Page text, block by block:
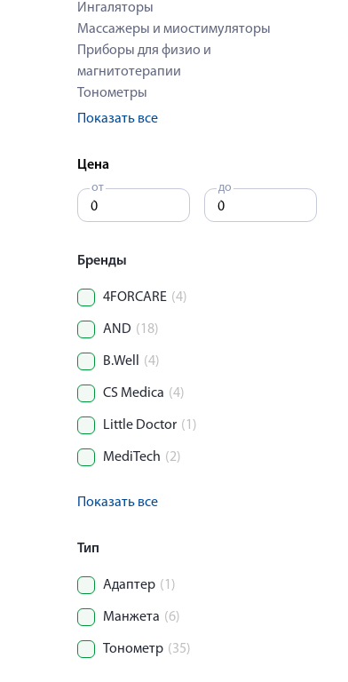
Ингаляторы
Массажеры и миостимуляторы
Приборы для физио и
магнитотерапии
Тонометры
Показать все
Цена
от до
Бренды
4FORCARE (4)
AND (18)
B.Well (4)
CS Medica (4)
Little Doctor (1)
MediTech (2)
Показать все
Тип
Адаптер (1)
Манжета (6)
Тонометр (35)